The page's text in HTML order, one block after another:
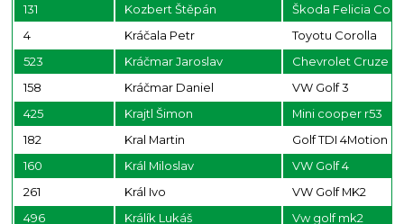
131
Kozbert Štěpán
Škoda Felicia
4
Kráčala Petr
Toyotu Corolla
523
Kráčmar Jaroslav
Chevrolet Cruze
158
Kráčmar Daniel
VW Golf 3
425
Krajtl Šimon
Mini cooper r53
182
Kral Martin
Golf TDI 4Motion
160
Král Miloslav
VW Golf 4
261
Král Ivo
VW Golf MK2
496
Králík Lukáš
Vw golf mk2